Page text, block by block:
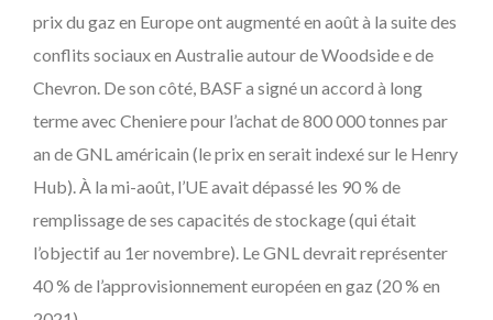
prix du gaz en Europe ont augmenté en août à la suite des
conflits sociaux en Australie autour de Woodside e de
Chevron. De son côté, BASF a signé un accord à long
terme avec Cheniere pour l’achat de 800 000 tonnes par
an de GNL américain (le prix en serait indexé sur le Henry
Hub). À la mi-août, l’UE avait dépassé les 90 % de
remplissage de ses capacités de stockage (qui était
l’objectif au 1er novembre). Le GNL devrait représenter
40 % de l’approvisionnement européen en gaz (20 % en